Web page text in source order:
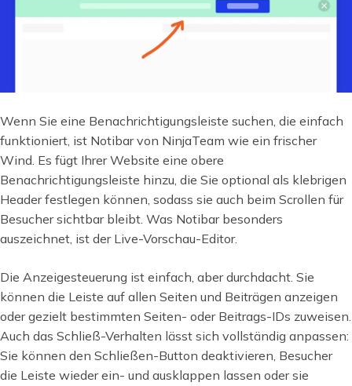
Wenn Sie eine Benachrichtigungsleiste suchen, die einfach
funktioniert, ist Notibar von NinjaTeam wie ein frischer
Wind. Es fügt Ihrer Website eine obere
Benachrichtigungsleiste hinzu, die Sie optional als klebrigen
Header festlegen können, sodass sie auch beim Scrollen für
Besucher sichtbar bleibt. Was Notibar besonders
auszeichnet, ist der Live-Vorschau-Editor.
Die Anzeigesteuerung ist einfach, aber durchdacht. Sie
können die Leiste auf allen Seiten und Beiträgen anzeigen
oder gezielt bestimmten Seiten- oder Beitrags-IDs zuweisen.
Auch das Schließ-Verhalten lässt sich vollständig anpassen:
Sie können den Schließen-Button deaktivieren, Besucher
die Leiste wieder ein- und ausklappen lassen oder sie